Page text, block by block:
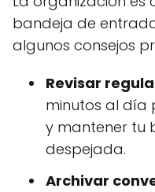
bandeja de
algunos consejos
Revisar
minutos al día
y mantener tu
despejada.
Archivar